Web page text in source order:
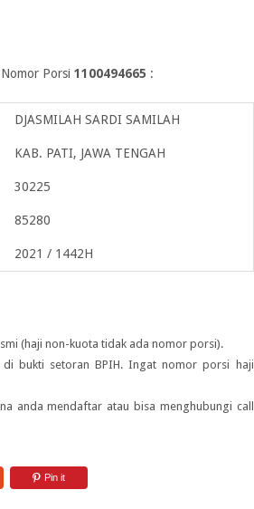
Porsi 1100494665 :
DJASMILAH SARDI SAMILAH
KAB. PATI, JAWA TENGAH
30225
85280
2021 / 1442H
(haji non-kuota tidak ada nomor porsi).
bukti setoran BPIH. Ingat nomor porsi haji
anda mendaftar atau bisa menghubungi call
Pin it